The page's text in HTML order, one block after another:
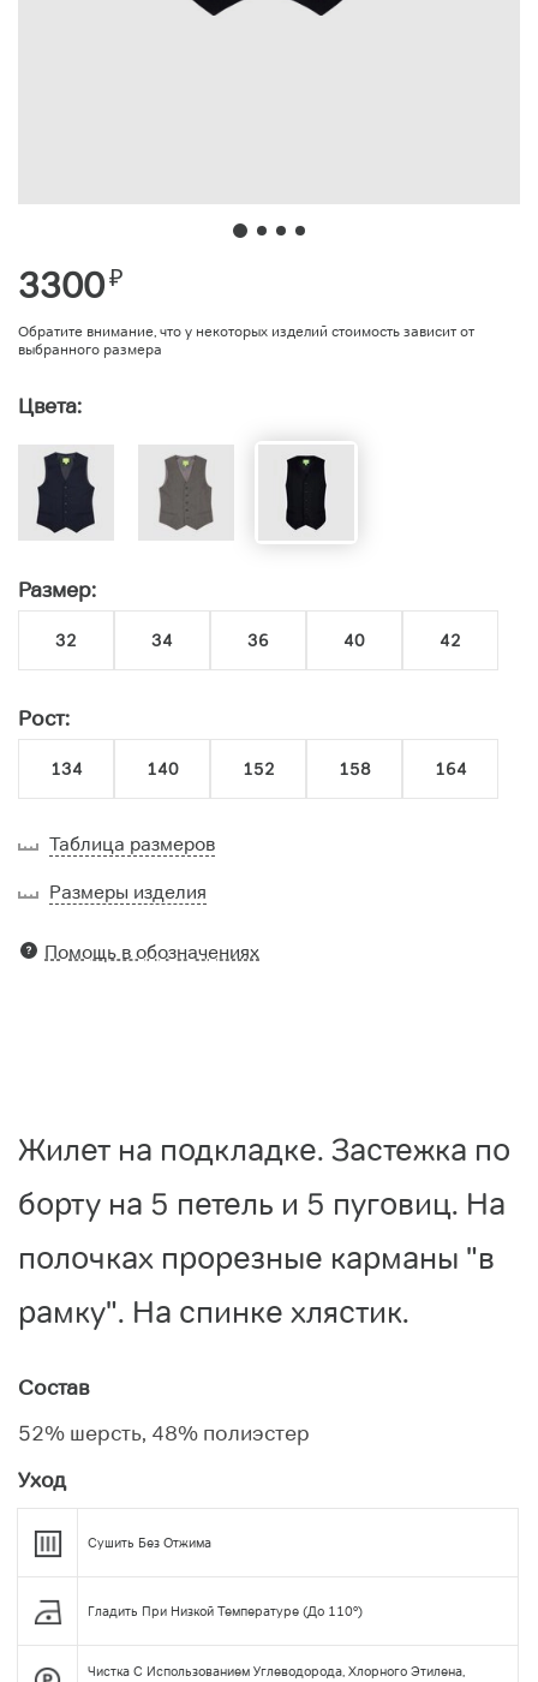
3300₽
Обратите внимание, что у некоторых изделий стоимость зависит от
выбранного размера
Цвета:
Размер:
32 34 36 40 42
Рост:
134 140 152 158 164
Таблица размеров
Размеры изделия
Помощь в обозначениях
Жилет на подкладке. Застежка по
борту на 5 петель и 5 пуговиц. На
полочках прорезные карманы "в
рамку". На спинке хлястик.
Состав
52% шерсть, 48% полиэстер
Уход
Сушить Без Отжима
Гладить При Низкой Температуре (до 110°)
Чистка С Использованием Углеводорода, Хлорного Этилена,